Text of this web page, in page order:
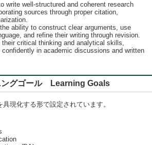
write well-structured and coherent research
sources through proper citation,
ability to construct clear arguments, use
and refine their writing through revision.
critical thinking and analytical skills,
confidently in academic discussions and written
ングゴール Learning Goals
現化する形で設定されています。